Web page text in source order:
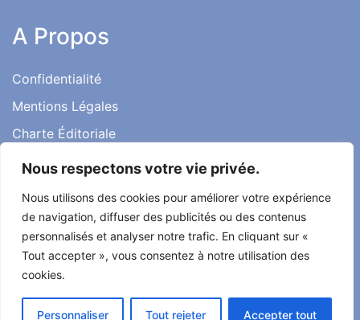
Nous respectons votre vie privée.
Nous utilisons des cookies pour améliorer votre expérience
de navigation, diffuser des publicités ou des contenus
personnalisés et analyser notre trafic. En cliquant sur «
Tout accepter », vous consentez à notre utilisation des
cookies.
Personnaliser Tout rejeter Accepter tout
A Propos
Confidentialité
Mentions Légales
Charte Éditoriale
Conditions d’utilisation
Témoignages
Tout droit réservé ma santé ma vie 2022